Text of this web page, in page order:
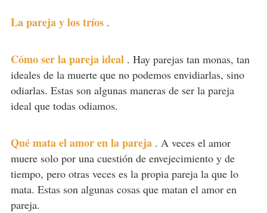
La pareja y los tríos .
Cómo ser la pareja ideal . Hay parejas tan monas, tan
ideales de la muerte que no podemos envidiarlas, sino
odiarlas. Estas son algunas maneras de ser la pareja
ideal que todas odiamos.
Qué mata el amor en la pareja . A veces el amor
muere solo por una cuestión de envejecimiento y de
tiempo, pero otras veces es la propia pareja la que lo
mata. Estas son algunas cosas que matan el amor en
pareja.